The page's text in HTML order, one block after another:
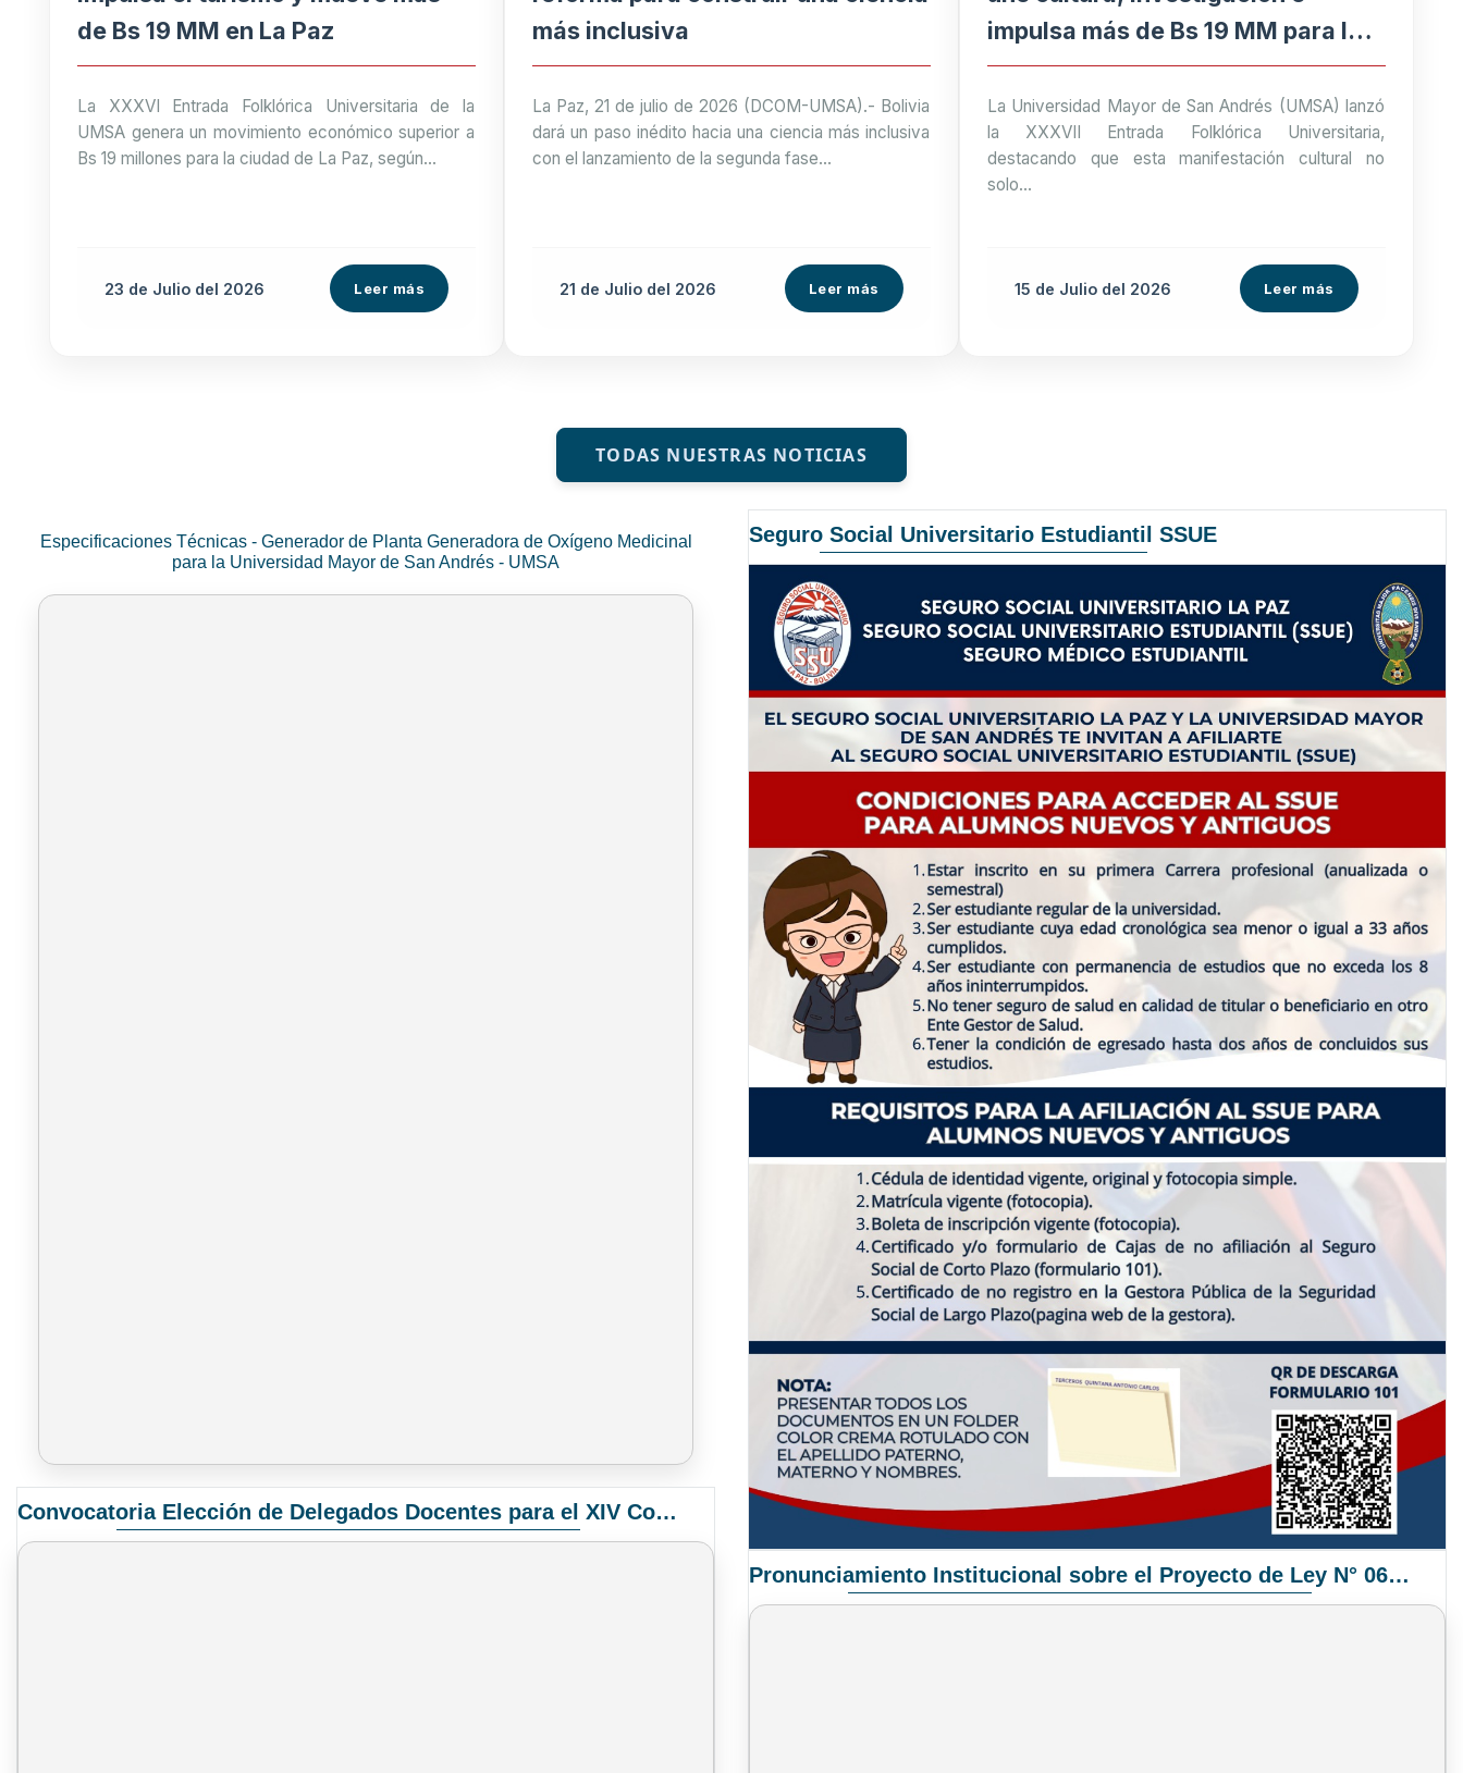
de Bs 19 MM en La Paz
La XXXVI Entrada Folklórica Universitaria de la
UMSA genera un movimiento económico superior a
Bs 19 millones para la ciudad de La Paz, según...
23 de Julio del 2026 Leer más
más inclusiva
La Paz, 21 de julio de 2026 (DCOM-UMSA).- Bolivia
dará un paso inédito hacia una ciencia más inclusiva
con el lanzamiento de la segunda fase...
21 de Julio del 2026 Leer más
impulsa más de Bs 19 MM para la
economía paceña
La Universidad Mayor de San Andrés (UMSA) lanzó
la XXXVII Entrada Folklórica Universitaria,
destacando que esta manifestación cultural no
solo...
15 de Juliodel 2026 Leer más
TODAS NUESTRAS NOTICIAS
Especificaciones Técnicas - Generador de Planta Generadora de Oxígeno Medicinal
para la Universidad Mayor de San Andrés - UMSA
Convocatoria Elección de Delegados Docentes para el XIV Congreso Nacional de Universidades
Seguro Social Universitario Estudiantil SSUE
Pronunciamiento Institucional sobre el Proyecto de Ley N° 068/2025-2026 C.S.